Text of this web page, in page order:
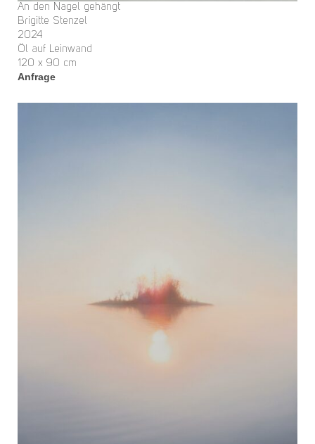
An den Nagel gehängt
Brigitte Stenzel
2024
Öl auf Leinwand
120 x 90 cm
Anfrage